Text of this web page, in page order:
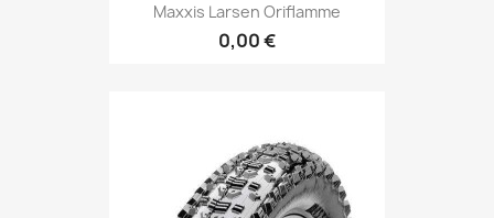
Maxxis Larsen Oriflamme
0,00 €